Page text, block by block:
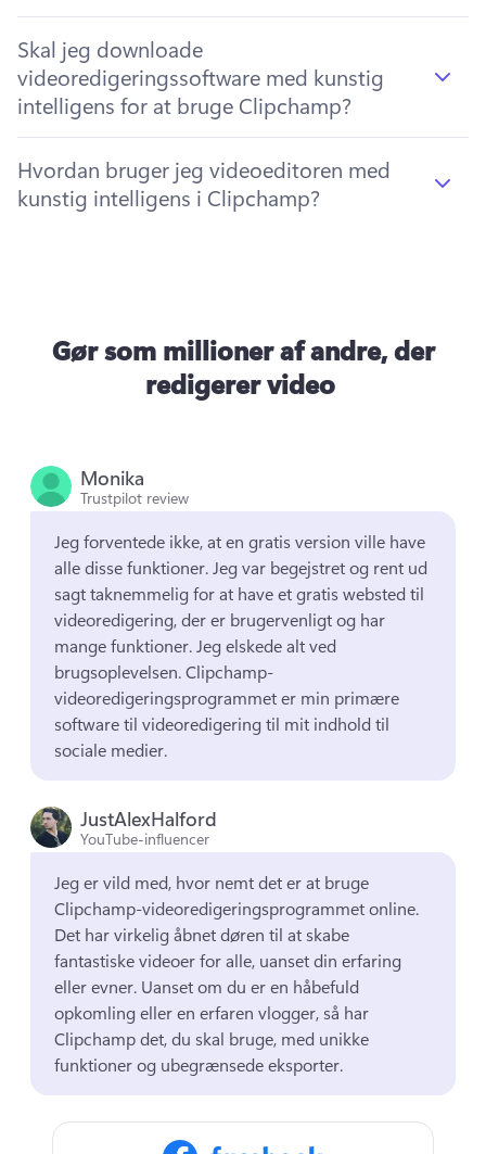
Skal jeg downloade
videoredigeringssoftware med kunstig
intelligens for at bruge Clipchamp?
Hvordan bruger jeg videoeditoren med
kunstig intelligens i Clipchamp?
Gør som millioner af andre, der
redigerer video
Monika
Trustpilot review
Jeg forventede ikke, at en gratis version ville have
alle disse funktioner. Jeg var begejstret og rent ud
sagt taknemmelig for at have et gratis websted til
videoredigering, der er brugervenligt og har
mange funktioner. Jeg elskede alt ved
brugsoplevelsen. Clipchamp-
videoredigeringsprogrammet er min primære
software til videoredigering til mit indhold til
sociale medier.
JustAlexHalford
YouTube-influencer
Jeg er vild med, hvor nemt det er at bruge
Det har virkelig åbnet døren til at skabe
fantastiske videoer for alle, uanset din erfaring
eller evner. Uanset om du er en håbefuld
opkomling eller en erfaren vlogger, så har
Clipchamp det, du skal bruge, med unikke
funktioner og ubegrænsede eksporter.